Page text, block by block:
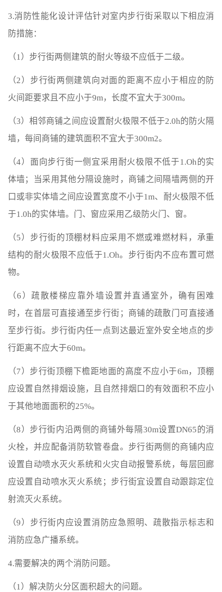
3.消防性能化设计评估针对室内步行街采取以下相应消
防措施：
（1）步行街两侧建筑的耐火等级不应低于二级。
（2）步行街两侧建筑向对面的距离不应小于相应的防
火间距要求且不应小于9m，长度不宜大于300m。
（3）相邻商铺之间应设置耐火极限不低于2.0h的防火隔
墙，每间商铺的建筑面积不宜大于300m2。
（4）面向步行街一侧宜采用耐火极限不低于1.Oh的实
体墙；当采用其他分隔设施时，商铺之间隔墙两侧的开
口或非实体墙之间应设置宽度不小于1m、耐火极限不低
于1.0h的实体墙。门、窗应采用乙级防火门、窗。
（5）步行街的顶棚材料应采用不燃或难燃材料，承重
结构的耐火极限不应低于1.Oh。步行街内不应布置可燃
物。
（6）疏散楼梯应靠外墙设置并直通室外，确有困难
时，在首层可直接通至步行街；商铺的疏散门可直接通
至步行街。步行街内任一点到达最近室外安全地点的步
行距离不应大于60m。
（7）步行街顶棚下檐距地面的高度不应小于6m，顶棚
应设置自然排烟设施，且自然排烟口的有效面积不应小
于其他地面面积的25%。
（8）步行街内沿两侧的商铺外每隔30m设置DN65的消
火栓，并应配备消防软管卷盘。步行街两侧的商铺内应
设置自动喷水灭火系统和火灾自动报警系统，每层回廊
应设置自动喷水灭火系统；步行街宜设置自动跟踪定位
射流灭火系统。
（9）步行街内应设置消防应急照明、疏散指示标志和
消防应急广播系统。
4.需要解决的两个消防问题。
（1）解决防火分区面积超大的问题。